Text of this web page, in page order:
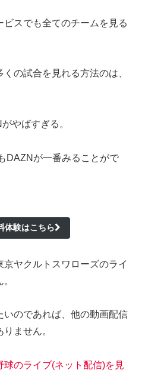
スでも全てのチームを見る
くの試合を見れる方法のは、
やばすぎる。
DAZNが一番みることがで
体験はこちら
ヤクルトスワローズのライ
いのであれば、他の動画配信
ません。
球のライブ(ネット配信)を見